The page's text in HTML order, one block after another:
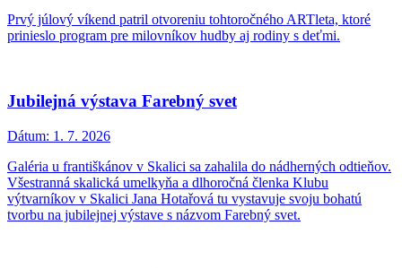
Prvý júlový víkend patril otvoreniu tohtoročného ARTleta, ktoré
prinieslo program pre milovníkov hudby aj rodiny s deťmi.
Jubilejná výstava Farebný svet
Dátum: 1. 7. 2026
Galéria u františkánov v Skalici sa zahalila do nádherných odtieňov.
Všestranná skalická umelkyňa a dlhoročná členka Klubu
výtvarníkov v Skalici Jana Hotařová tu vystavuje svoju bohatú
tvorbu na jubilejnej výstave s názvom Farebný svet.